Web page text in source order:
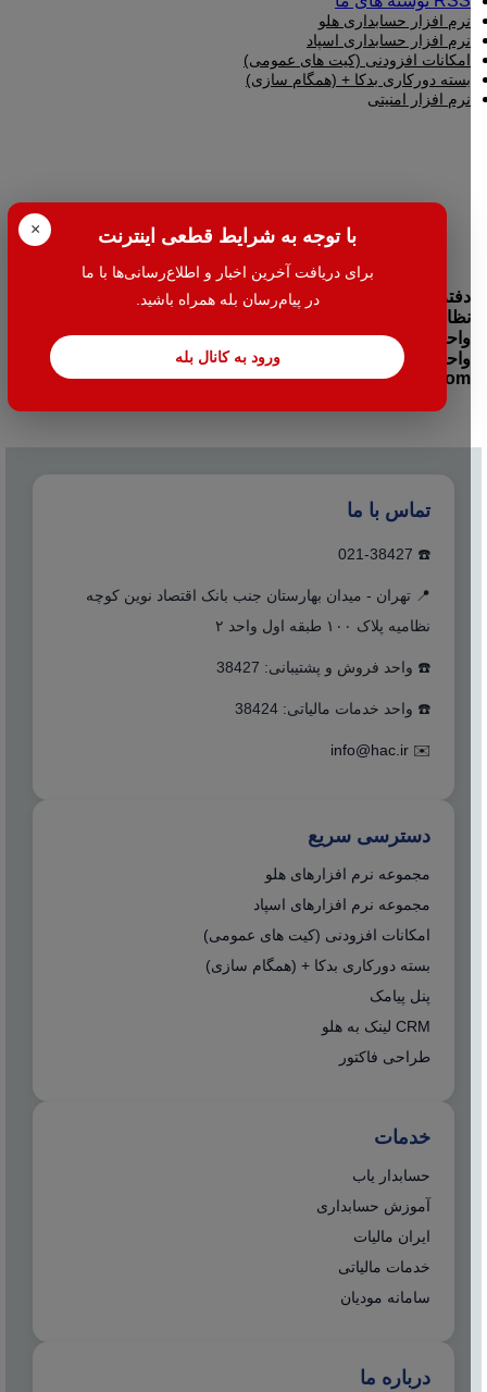
× با توجه به شرایط قطعی اینترنت
برای دریافت آخرین اخبار و اطلاع‌رسانی‌ها با ما
در پیام‌رسان بله همراه باشید.
ورود به کانال بله
نرم افزار حسابداری هلو
نرم افزار حسابداری اسپاد
امکانات افزودنی (کیت های عمومی)
بسته دورکاری بدکا + (همگام سازی)
نرم افزار امنیتی
دفتر مرکزی:تهران- میدان بهارستان جنب بانک اقتصاد نوین کوچه
نظامیه پلاک ۱۰۰ طبقه اول واحد ۲
واحد فروش: 38427-021
واحد خدمات: 38424-021
info@halehafzar.com
تماس با ما
☎️ 021-38427
📍 تهران - میدان بهارستان جنب بانک اقتصاد نوین کوچه
نظامیه پلاک ۱۰۰ طبقه اول واحد ۲
☎️ واحد فروش و پشتیبانی: 38427
☎️ واحد خدمات مالیاتی: 38424
✉️
info@hac.ir
دسترسی سریع
مجموعه نرم افزارهای هلو
مجموعه نرم افزارهای اسپاد
امکانات افزودنی (کیت های عمومی)
بسته دورکاری بدکا + (همگام سازی)
پنل پیامک
CRM لینک به هلو
طراحی فاکتور
خدمات
حسابدار یاب
آموزش حسابداری
ایران مالیات
خدمات مالیاتی
سامانه مودیان
درباره ما